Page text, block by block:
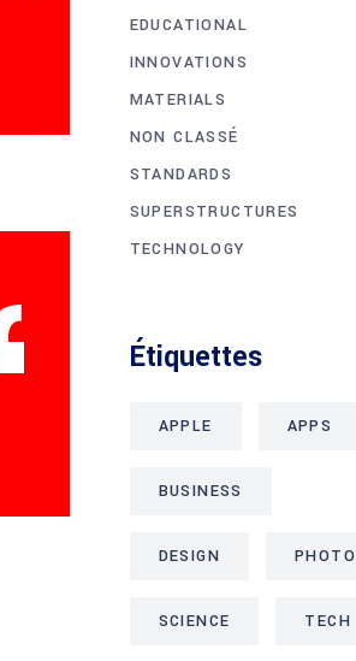
EDUCATIONAL
INNOVATIONS
MATERIALS
NON CLASSÉ
STANDARDS
SUPERSTRUCTURES
TECHNOLOGY
Étiquettes
APPLE APPS
BUSINESS
DESIGN PHOTO
SCIENCE TECH